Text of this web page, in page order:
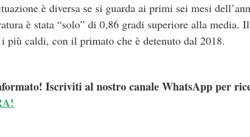
è diversa se si guarda ai primi sei mesi
è stata “solo” di 0,86 gradi superiore alla media.
più caldi, con il primato che è detenuto dal 2018.
Iscriviti al nostro canale WhatsApp per